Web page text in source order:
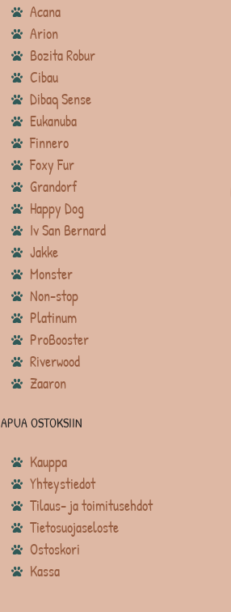
Acana
Arion
Bozita Robur
Cibau
Dibaq Sense
Eukanuba
Finnero
Foxy Fur
Grandorf
Happy Dog
Iv San Bernard
Jakke
Monster
Non-stop
Platinum
ProBooster
Riverwood
Zaaron
APUA OSTOKSIIN
Kauppa
Yhteystiedot
Tilaus- ja toimitusehdot
Tietosuojaseloste
Ostoskori
Kassa